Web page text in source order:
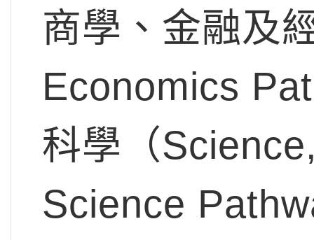
商學、金融及
Economics
科學（
Science